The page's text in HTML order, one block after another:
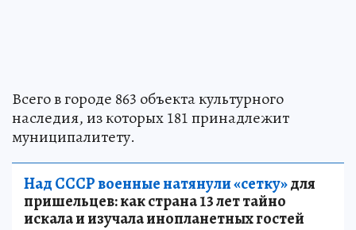
Всего в городе 863 объекта культурного
наследия, из которых 181 принадлежит
муниципалитету.
Над СССР военные натянули «сетку»для
пришельцев: как страна 13 лет тайно
искала и изучала инопланетных гостей